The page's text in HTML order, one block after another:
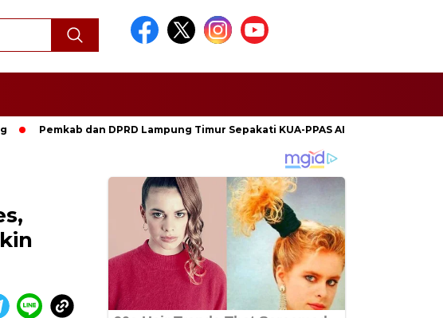
Pemkab dan DPRD Lampung Timur Sepakati KUA-PPAS APBD 2027,